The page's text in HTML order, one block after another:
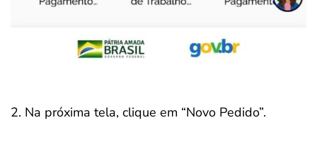
2. Na próxima tela, clique em “Novo Pedido”.